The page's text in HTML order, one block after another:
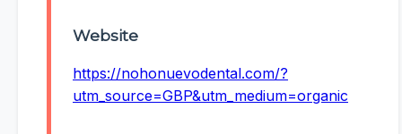
Website
https://nohonuevodental.com/?
utm_source=GBP&utm_medium=organic